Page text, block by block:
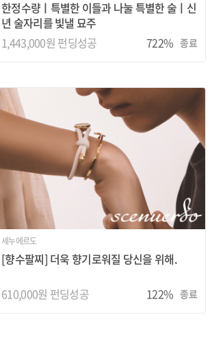
한정수량ㅣ특별한 이들과 나눌 특별한 술ㅣ신
년 술자리를 빛낼 묘주
1,443,000원 펀딩성공
종료
722%
세누에르도
[향수팔찌] 더욱 향기로워질 당신을 위해.
610,000원 펀딩성공 종료
122%